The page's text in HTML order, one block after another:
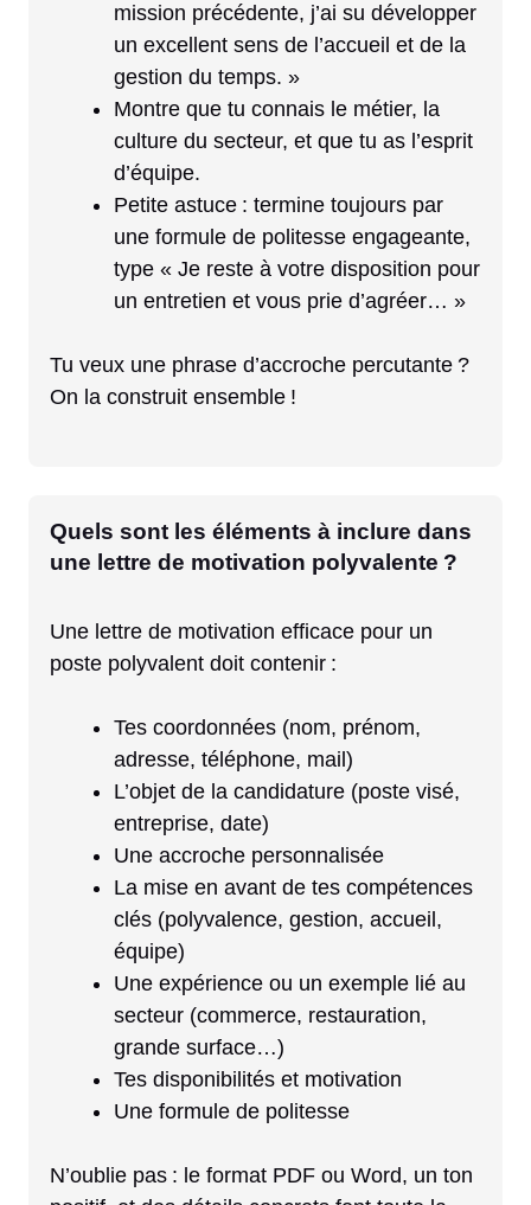
mission précédente, j’ai su développer
un excellent sens de l’accueil et de la
gestion du temps. »
Montre que tu connais le métier, la
culture du secteur, et que tu as l’esprit
d’équipe.
Petite astuce : termine toujours par
une formule de politesse engageante,
type « Je reste à votre disposition pour
un entretien et vous prie d’agréer… »
Tu veux une phrase d’accroche percutante ?
On la construit ensemble !
Quels sont les éléments à inclure dans
une lettre de motivation polyvalente ?
Une lettre de motivation efficace pour un
poste polyvalent doit contenir :
Tes coordonnées (nom, prénom,
adresse, téléphone, mail)
L’objet de la candidature (poste visé,
entreprise, date)
Une accroche personnalisée
La mise en avant de tes compétences
clés (polyvalence, gestion, accueil,
équipe)
Une expérience ou un exemple lié au
secteur (commerce, restauration,
grande surface…)
Tes disponibilités et motivation
Une formule de politesse
N’oublie pas : le format PDF ou Word, un ton